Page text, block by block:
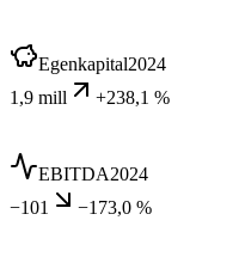
Egenkapital2024
1,9 mill
+238,1 %
EBITDA2024
−101
−173,0 %